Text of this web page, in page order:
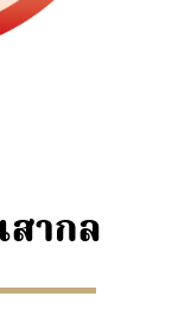
ากล